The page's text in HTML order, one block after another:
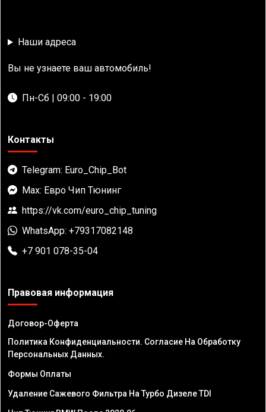
Наши адреса
Вы не узнаете ваш автомобиль!
Пн-Сб | 09:00 - 19:00
Контакты
Telegram: Euro_Chip_Bot
Max: Евро Чип Тюнинг
https://vk.com/euro_chip_tuning
WhatsApp: +79317082148
+7 901 078-35-04
Правовая информация
Договор-Оферта
Политика Конфиденциальности. Согласие На Обработку
Персональных Данных.
Формы Оплаты
Удаление Сажевого Фильтра На Турбо Дизеле TDI